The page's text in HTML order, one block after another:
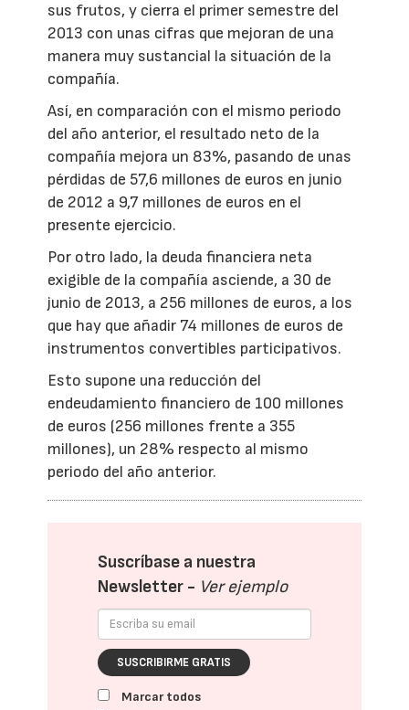
sus frutos, y cierra el primer semestre del
2013 con unas cifras que mejoran de una
manera muy sustancial la situación de la
compañía.
Así, en comparación con el mismo periodo
del año anterior, el resultado neto de la
compañía mejora un 83%, pasando de unas
pérdidas de 57,6 millones de euros en junio
de 2012 a 9,7 millones de euros en el
presente ejercicio.
Por otro lado, la deuda financiera neta
exigible de la compañía asciende, a 30 de
junio de 2013, a 256 millones de euros, a los
que hay que añadir 74 millones de euros de
instrumentos convertibles participativos.
Esto supone una reducción del
endeudamiento financiero de 100 millones
de euros (256 millones frente a 355
millones), un 28% respecto al mismo
periodo del año anterior.
Suscríbase a nuestra
Newsletter - Ver ejemplo
SUSCRIBIRME GRATIS
Marcar todos